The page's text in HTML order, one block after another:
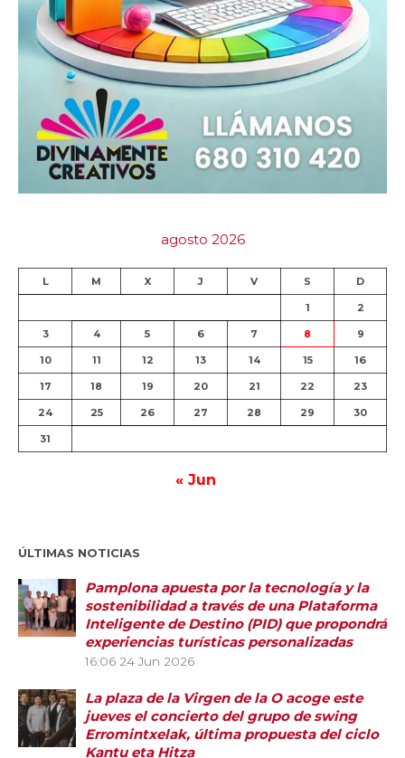
agosto 2026
L M X J V S D
1 2
3 4 5 6 7 8 9
10 11 12 13 14 15 16
17 18 19 20 21 22 23
24 25 26 27 28 29 30
31
« Jun
ÚLTIMAS NOTICIAS
Pamplona apuesta por la tecnología y la
sostenibilidad a través de una Plataforma
Inteligente de Destino (PID) que propondrá
experiencias turísticas personalizadas
16:06 24 Jun 2026
La plaza de la Virgen de la O acoge este
jueves el concierto del grupo de swing
Erromintxelak, última propuesta del ciclo
Kantu eta Hitza